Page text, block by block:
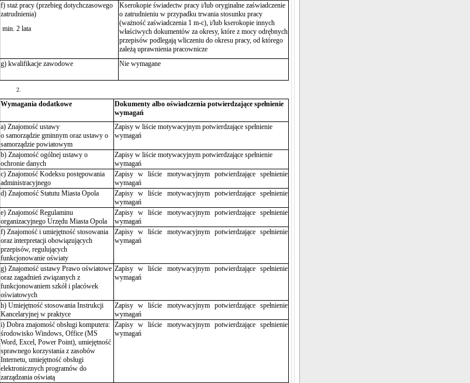
f) staż pracy (przebieg dotychczasowego
zatrudnienia)
min. 2 lata
Kserokopie świadectw pracy i/lub oryginalne zaświadczenie
o zatrudnieniu w przypadku trwania stosunku pracy
(ważność zaświadczenia 1 m-c), i/lub kserokopie innych
właściwych dokumentów za okresy, które z mocy odrębnych
przepisów podlegają wliczeniu do okresu pracy, od którego
zależą uprawnienia pracownicze
g) kwalifikacje zawodowe
Nie wymagane
Wymagania dodatkowe
Dokumenty albo oświadczenia potwierdzające spełnienie
wymagań
a) Znajomość ustawy
o samorządzie gminnym oraz ustawy o
samorządzie powiatowym
Zapisy w liście motywacyjnym potwierdzające spełnienie
wymagań
b) Znajomość ogólnej ustawy o
ochronie danych
Zapisy w liście motywacyjnym potwierdzające spełnienie
wymagań
c) Znajomość Kodeksu postępowania
administracyjnego
Zapisy w liście motywacyjnym potwierdzające spełnienie
wymagań
d) Znajomość Statutu Miasta Opola
Zapisy w liście motywacyjnym potwierdzające spełnienie
wymagań
e) Znajomość Regulaminu
organizacyjnego Urzędu Miasta Opola
Zapisy w liście motywacyjnym potwierdzające spełnienie
wymagań
f) Znajomość i umiejętność stosowania
oraz interpretacji obowiązujących
przepisów, regulujących
funkcjonowanie oświaty
Zapisy w liście motywacyjnym potwierdzające spełnienie
wymagań
g) Znajomość ustawy Prawo oświatowe
oraz zagadnień związanych z
funkcjonowaniem szkół i placówek
oświatowych
Zapisy w liście motywacyjnym potwierdzające spełnienie
wymagań
h) Umiejętność stosowania Instrukcji
Kancelaryjnej w praktyce
Zapisy w liście motywacyjnym potwierdzające spełnienie
wymagań
i) Dobra znajomość obsługi komputera:
środowisko Windows, Office (MS
Word, Excel, Power Point), umiejętność
sprawnego korzystania z zasobów
Internetu, umiejętność obsługi
elektronicznych programów do
zarządzania oświatą
Zapisy w liście motywacyjnym potwierdzające spełnienie
wymagań